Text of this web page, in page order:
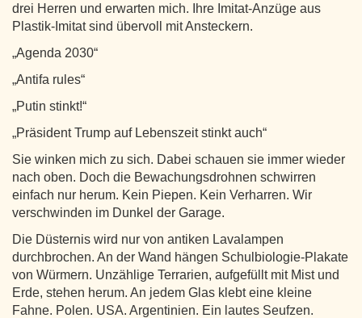
drei Herren und erwarten mich. Ihre Imitat-Anzüge aus
Plastik-Imitat sind übervoll mit Ansteckern.
„Agenda 2030“
„Antifa rules“
„Putin stinkt!“
„Präsident Trump auf Lebenszeit stinkt auch“
Sie winken mich zu sich. Dabei schauen sie immer wieder
nach oben. Doch die Bewachungsdrohnen schwirren
einfach nur herum. Kein Piepen. Kein Verharren. Wir
verschwinden im Dunkel der Garage.
Die Düsternis wird nur von antiken Lavalampen
durchbrochen. An der Wand hängen Schulbiologie-Plakate
von Würmern. Unzählige Terrarien, aufgefüllt mit Mist und
Erde, stehen herum. An jedem Glas klebt eine kleine
Fahne. Polen. USA. Argentinien. Ein lautes Seufzen.